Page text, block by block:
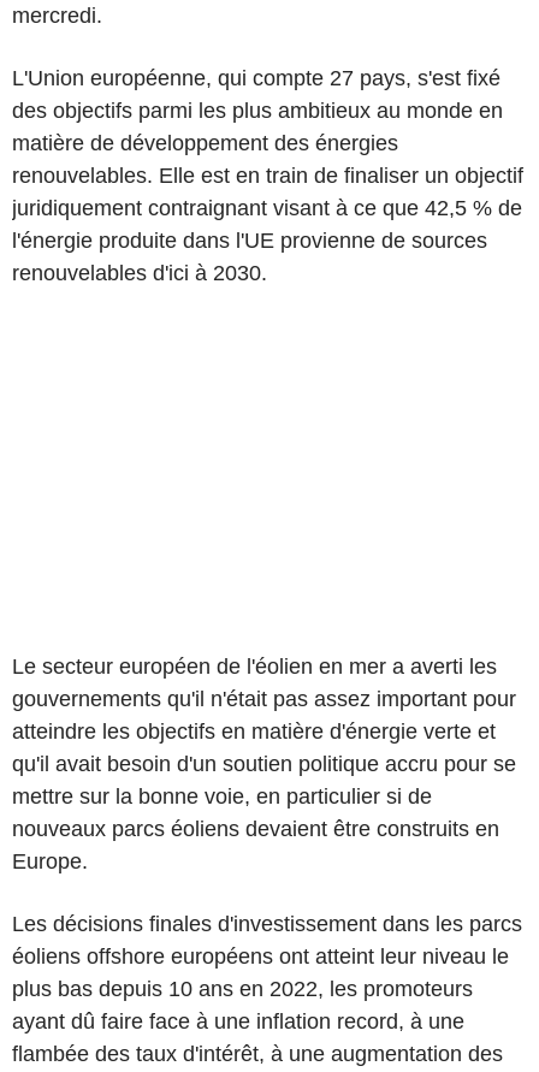
mercredi.
L'Union européenne, qui compte 27 pays, s'est fixé
des objectifs parmi les plus ambitieux au monde en
matière de développement des énergies
renouvelables. Elle est en train de finaliser un objectif
juridiquement contraignant visant à ce que 42,5 % de
l'énergie produite dans l'UE provienne de sources
renouvelables d'ici à 2030.
Le secteur européen de l'éolien en mer a averti les
gouvernements qu'il n'était pas assez important pour
atteindre les objectifs en matière d'énergie verte et
qu'il avait besoin d'un soutien politique accru pour se
mettre sur la bonne voie, en particulier si de
nouveaux parcs éoliens devaient être construits en
Europe.
Les décisions finales d'investissement dans les parcs
éoliens offshore européens ont atteint leur niveau le
plus bas depuis 10 ans en 2022, les promoteurs
ayant dû faire face à une inflation record, à une
flambée des taux d'intérêt, à une augmentation des